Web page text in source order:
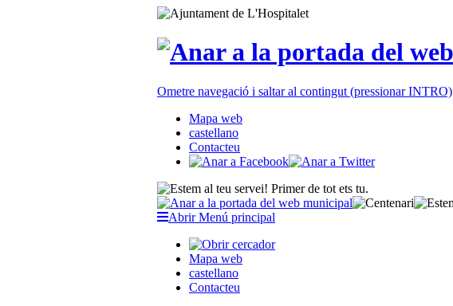
Ometre navegació i saltar al contingut (pressionar INTRO)
Mapa web
castellano
Contacteu
Abrir Menú principal
Mapa web
castellano
Contacteu